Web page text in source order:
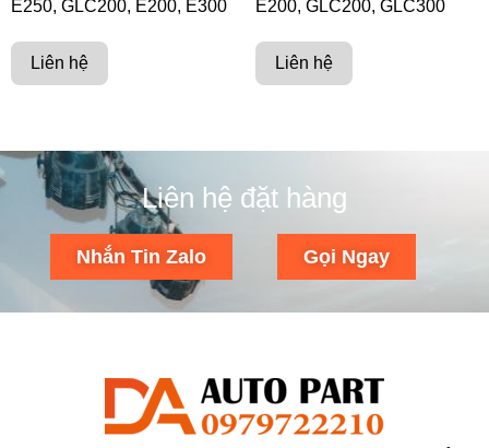
E250, GLC200, E200, E300
Liên hệ
E200, GLC200, GLC300
Liên hệ
Liên hệ đặt hàng
Nhắn Tin Zalo Gọi Ngay